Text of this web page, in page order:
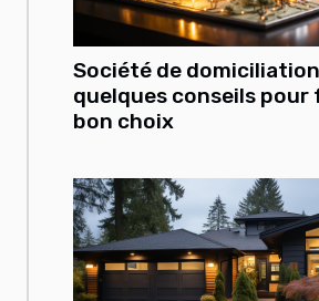
Société de
quelques conseils pour
bon choix